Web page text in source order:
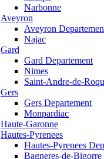
Narbonne
Aveyron
Aveyron
Najac
Gard
Gard Departement
Nimes
Saint-Andre-de-
Gers
Gers Departement
Monpardiac
Haute-Garonne
Hautes-Pyrenees
Hautes-Pyrenees
Bagneres-de-Bigorre